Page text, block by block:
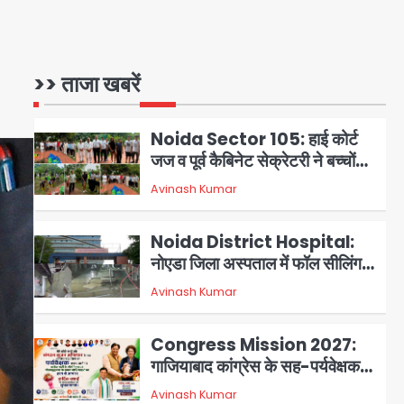
>> ताजा खबरें
1
विरासत और बॉलीवुड सितारों का जमीनी
2
Noida Sector 105: हाई कोर्ट
जज व पूर्व कैबिनेट सेक्रेटरी ने बच्चों
संग चलाया सफाई अभियान, 160
किलो कूड़ा हटाया
Avinash Kumar
3
Noida District Hospital:
नोएडा जिला अस्पताल में फॉल सीलिंग
गिरी, गायनो OT गैलरी में बड़ा हादसा
टला; मरीजों की सुरक्षा पर उठे सवाल
Avinash Kumar
Congress Mission 2027:
गाजियाबाद कांग्रेस के सह-पर्यवेक्षक
बने सतेन्द्र शर्मा, गौतमबुद्धनगर नेताओं
Avinash Kumar